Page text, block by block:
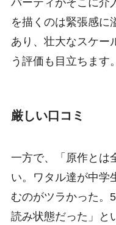
パーティがそこに介
を描くのは緊張感に
あり、壮大なスケー
う評価も目立ちます。
厳しい口コミ
一方で、「原作とは
い。ワタル達が中学
むのがツラかった。
読み状態だった」と